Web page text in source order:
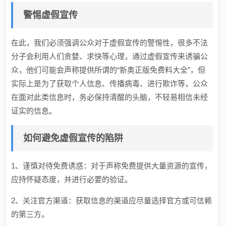
警惕虚假宣传
在此，我们必须强调公众对于虚假宣传的警惕性，很多不法
分子会利用人们贪婪、求快等心理，通过虚假宣传来诱骗公
众，他们可能会声称提供所谓的“新奥正版免费料大全”，但
实际上是为了获取个人信息、传播病毒、进行欺诈等，公众
在面对此类信息时，务必保持清醒的头脑，不轻易相信未经
证实的信息。
如何避免虚假宣传的陷阱
1、谨慎对待免费诱惑：对于声称免费提供大量资源的宣传，
应持怀疑态度，并进行必要的验证。
2、关注官方渠道：获取信息的渠道应尽量选择官方或可信赖
的第三方。